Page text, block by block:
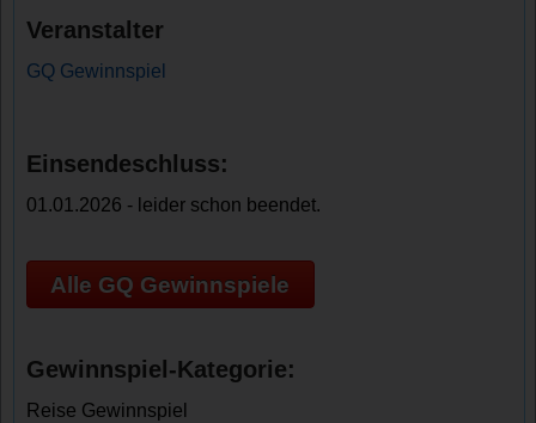
Veranstalter
GQ Gewinnspiel
Einsendeschluss:
01.01.2026 - leider schon beendet.
Alle GQ Gewinnspiele
Gewinnspiel-Kategorie:
Reise Gewinnspiel